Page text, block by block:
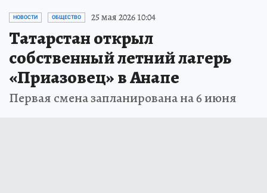
НОВОСТИ ОБЩЕСТВО 25 мая 2026 10:04
Татарстан открыл
собственный летний лагерь
«Приазовец» в Анапе
Первая смена запланирована на 6 июня